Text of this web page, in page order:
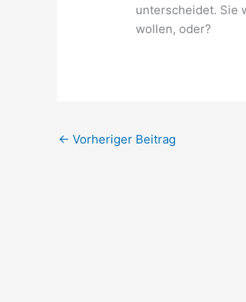
unterscheidet. Sie
wollen, oder?
← Vorheriger Beitrag